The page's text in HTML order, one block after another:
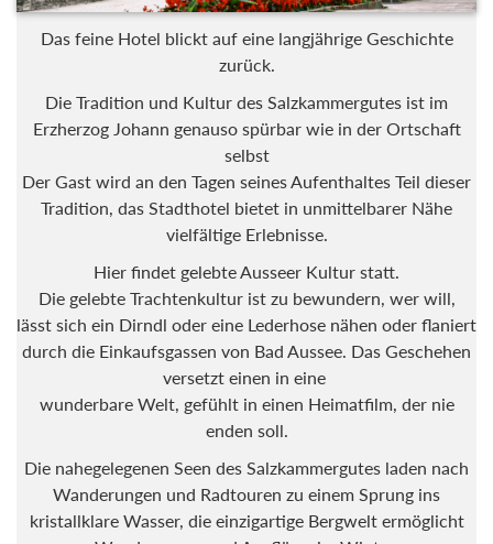
Das feine Hotel blickt auf eine langjährige Geschichte
zurück.
Die Tradition und Kultur des Salzkammergutes ist im
Erzherzog Johann genauso spürbar wie in der Ortschaft
selbst
Der Gast wird an den Tagen seines Aufenthaltes Teil dieser
Tradition, das Stadthotel bietet in unmittelbarer Nähe
vielfältige Erlebnisse.
Hier findet gelebte Ausseer Kultur statt.
Die gelebte Trachtenkultur ist zu bewundern, wer will,
lässt sich ein Dirndl oder eine Lederhose nähen oder flaniert
durch die Einkaufsgassen von Bad Aussee. Das Geschehen
versetzt einen in eine
wunderbare Welt, gefühlt in einen Heimatfilm, der nie
enden soll.
Die nahegelegenen Seen des Salzkammergutes laden nach
Wanderungen und Radtouren zu einem Sprung ins
kristallklare Wasser, die einzigartige Bergwelt ermöglicht